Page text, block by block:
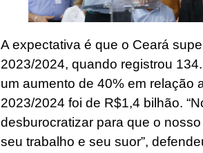
A expectativa é que o Ceará
2023/2024, quando registrou
um aumento de 40% em relação
2023/2024 foi de R$1,4 bilhão.
desburocratizar para que o
seu trabalho e seu suor”,